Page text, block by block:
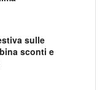
sulle
sconti e